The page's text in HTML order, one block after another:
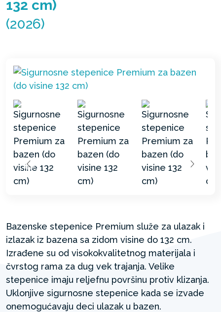
132 cm)
(2026)
Bazenske stepenice Premium služe za ulazak i
izlazak iz bazena sa zidom visine do 132 cm.
Izrađene su od visokokvalitetnog materijala i
čvrstog rama za dug vek trajanja. Velike
stepenice imaju reljefnu površinu protiv klizanja.
Uklonjive sigurnosne stepenice kada se izvade
onemogućavaju deci ulazak u bazen.